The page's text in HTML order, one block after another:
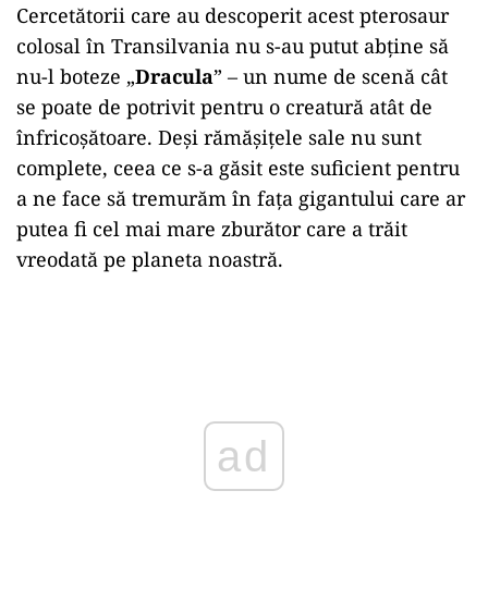
Cercetătorii care au descoperit acest pterosaur
colosal în Transilvania nu s-au putut abține să
nu-l boteze „Dracula” – un nume de scenă cât
se poate de potrivit pentru o creatură atât de
înfricoșătoare. Deși rămășițele sale nu sunt
complete, ceea ce s-a găsit este suficient pentru
a ne face să tremurăm în fața gigantului care ar
putea fi cel mai mare zburător care a trăit
vreodată pe planeta noastră.